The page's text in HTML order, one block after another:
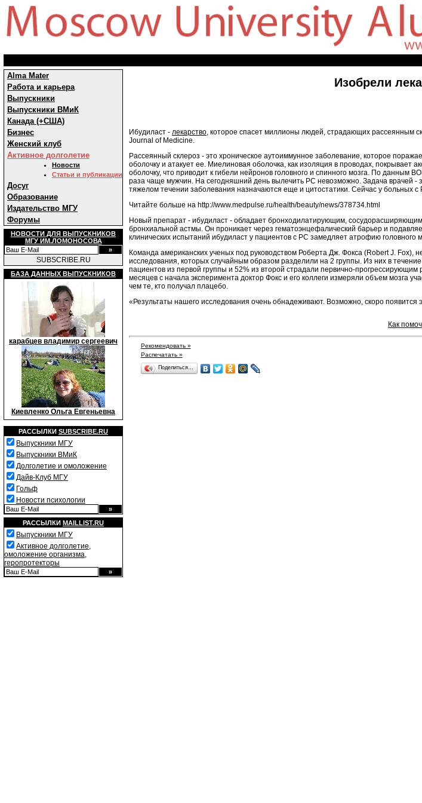
Alma Mater
Работа и карьера
Выпускники
Выпускники ВМиК
Канада (+США)
Бизнес
Женский клуб
Активное долголетие
Новости
Статьи и публикации
Досуг
Образование
Издательство МГУ
Форумы
НОВОСТИ ДЛЯ ВЫПУСКНИКОВ
МГУ ИМ.ЛОМОНОСОВА
SUBSCRIBE.RU
БАЗА ДАННЫХ ВЫПУСКНИКОВ
карабцев владимир сергеевич
Киевленко Ольга Евгеньевна
РАССЫЛКИ SUBSCRIBE.RU
Выпускники МГУ
Выпускники ВМиК
Долголетие и омоложение
Дайв-Клуб МГУ
Гольф
Новости психологии
РАССЫЛКИ MAILLIST.RU
Выпускники МГУ
Активное долголетие,
омоложение организма,
геропротекторы
Изобрели
Ибудиласт - лекарство , которое спасет миллионы людей, страдающих рассеянным
Journal of Medicine.
Рассеянный склероз - это хроническое аутоиммунное заболевание, которое
оболочку и атакует ее. Миелиновая оболочка, как изоляция в проводах,
оболочку, что приводит к гибели нейронов головного и спинного мозга. По
раза чаще мужчин. На сегодняшний день вылечить РС невозможно. Задача врачей
тяжелом течении заболевания назначаются еще и цитостатики. Сейчас у больных с
Читайте больше на http://www.medpulse.ru/health/beauty/news/378734.html
Новый препарат - ибудиласт - обладает бронходилатирующим,
бронхиальной астмы. Он проникает через гематоэнцефалический барьер и
клинических испытаний ибудиласт у пациентов с РС замедляет атрофию головного
Команда американских ученых под руководством Роберта Дж. Фокса (Robert J. Fox),
исследования, которых случайным образом разделили на 2 группы. Из них в
пациентов из первой группы и 52% из второй страдали первично-
месяцев с начала эксперимента доктор Фокс и его коллеги измеряли объем мозга
чем те, кто получал плацебо.
«Результаты нашего исследования очень обнадеживают. Возможно, скоро появится
Как
Рекомендовать »
Распечатать »
Поделиться…